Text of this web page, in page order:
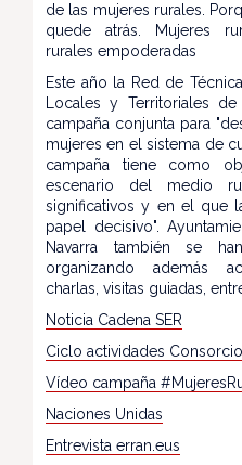
de las mujeres rurales.
quede atrás. Mujeres
rurales empoderadas
Este año la Red de
Locales y Territoriales
campaña conjunta para
mujeres en el sistema de
campaña tiene como
escenario del medio
significativos y en el que
papel decisivo".
Navarra también se
organizando además
charlas, visitas guiadas,
Noticia Cadena SER
Ciclo actividades
Vídeo campaña
Naciones Unidas
Entrevista erran.eus